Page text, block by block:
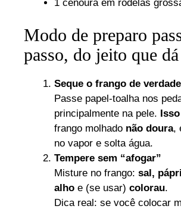
1 cenoura em rodelas
Modo de preparo
passo, do jeito que
Seque o frango de verdade
Passe papel-toalha nos
principalmente na pele.
frango molhado não doura,
no vapor e solta água.
Tempere sem “afogar”
Misture no frango: sal,
alho e (se usar) colorau.
Dica real: se você colocar